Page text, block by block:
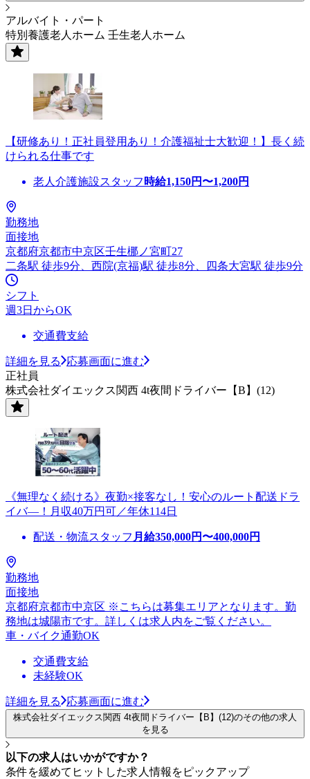
アルバイト・パート
特別養護老人ホーム 壬生老人ホーム
【研修あり！正社員登用あり！介護福祉士大歓迎！】長く続
けられる仕事です
老人介護施設スタッフ 時給1,150円〜1,200円
勤務地
面接地
京都府京都市中京区壬生梛ノ宮町27
二条駅 徒歩9分、西院(京福)駅 徒歩8分、四条大宮駅 徒歩9分
シフト
週3日からOK
交通費支給
詳細を見る
応募画面に進む
正社員
株式会社ダイエックス関西 4t夜間ドライバー【B】(12)
《無理なく続ける》夜勤×接客なし！安心のルート配送ドラ
イバ―！月収40万円可／年休114日
配送・物流スタッフ 月給350,000円〜400,000円
勤務地
面接地
京都府京都市中京区 ※こちらは募集エリアとなります。勤
務地は城陽市です。詳しくは求人内をご覧ください。
車・バイク通勤OK
交通費支給
未経験OK
詳細を見る 応募画面に進む
株式会社ダイエックス関西 4t夜間ドライバー【B】(12)のその他の求人
を見る
以下の求人はいかがですか？
条件を緩めてヒットした求人情報をピックアップ